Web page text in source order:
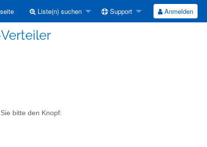
Liste(n) suchen Support Anmelden
bitte den Knopf: